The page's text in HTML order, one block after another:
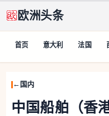
欧洲头条
首页 意大利 法国
国内
中国船舶（香